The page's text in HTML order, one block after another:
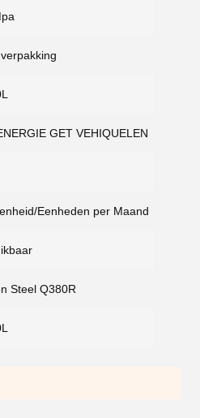
GET VEHIQUELEN
Eenheden per Maand
Steel Q380R